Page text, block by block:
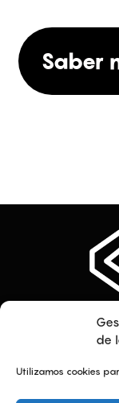
de
Utilizamos cookies
Saber
Contacto